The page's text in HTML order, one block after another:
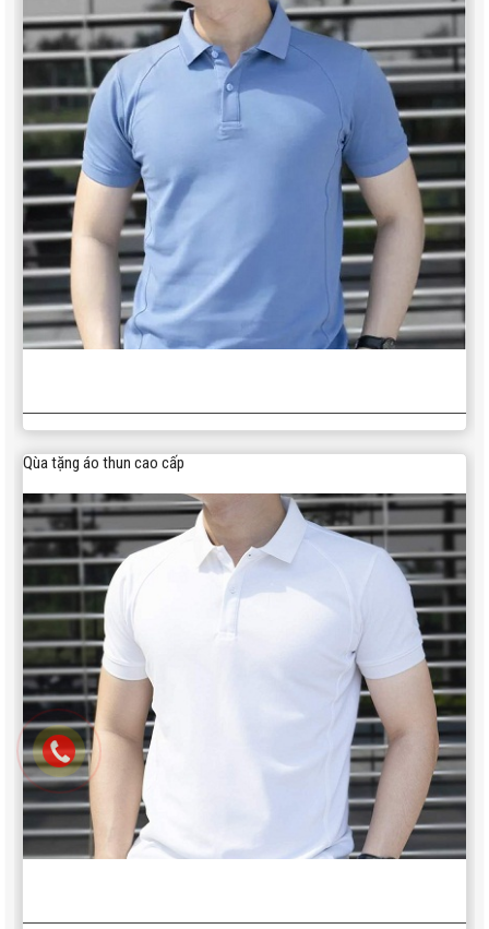
Qùa tặng áo thun cao cấp